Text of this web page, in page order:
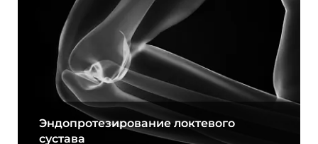
Эндопротезирование локтевого
сустава